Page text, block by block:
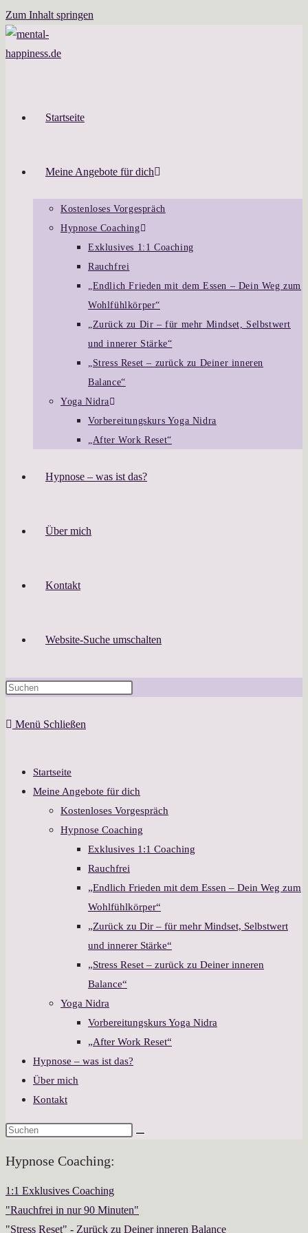
Zum Inhalt springen
Startseite
Meine Angebote für dich
Kostenloses Vorgespräch
Hypnose Coaching
Exklusives 1:1 Coaching
Rauchfrei
„Endlich Frieden mit dem Essen – Dein Weg zum
Wohlfühlkörper“
„Zurück zu Dir – für mehr Mindset, Selbstwert
und innerer Stärke“
„Stress Reset – zurück zu Deiner inneren
Balance“
Yoga Nidra
Vorbereitungskurs Yoga Nidra
„After Work Reset“
Hypnose – was ist das?
Über mich
Kontakt
Website-Suche umschalten
Menü Schließen
Startseite
Meine Angebote für dich
Kostenloses Vorgespräch
Hypnose Coaching
Exklusives 1:1 Coaching
Rauchfrei
„Endlich Frieden mit dem Essen – Dein Weg zum
Wohlfühlkörper“
„Zurück zu Dir – für mehr Mindset, Selbstwert
und innerer Stärke“
„Stress Reset – zurück zu Deiner inneren
Balance“
Yoga Nidra
Vorbereitungskurs Yoga Nidra
„After Work Reset“
Hypnose – was ist das?
Über mich
Kontakt
Hypnose Coaching:
1:1 Exklusives Coaching
"Rauchfrei in nur 90 Minuten"
"Stress Reset" - Zurück zu Deiner inneren Balance